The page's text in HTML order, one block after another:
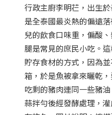
行政主廚李明芢，出生
是全泰國最炎熱的偏遠
兒的飲食口味重，偏酸
腿是常見的庶民小吃。
貯存食材的方式，因為
箱，於是魚被拿來曬乾
吃剩的豬肉連同一些豬
蒜拌勻後經發酵處理，